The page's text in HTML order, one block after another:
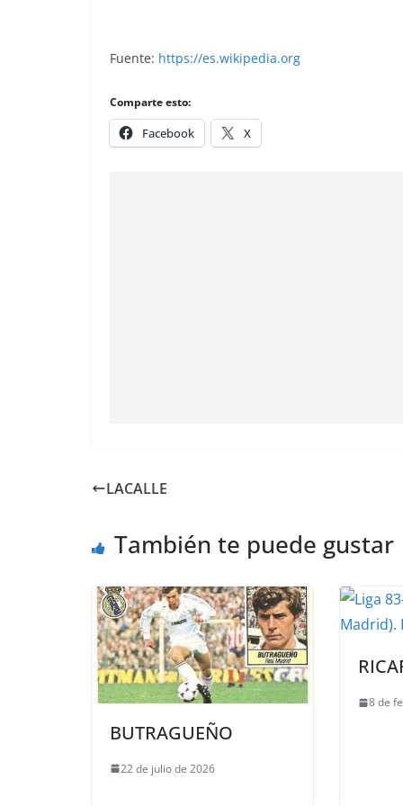
Fuente: https://es.wikipedia.org
Comparte esto:
Facebook X
LACALLE
También te puede gustar
BUTRAGUEÑO
22 de julio de 2026
8 de